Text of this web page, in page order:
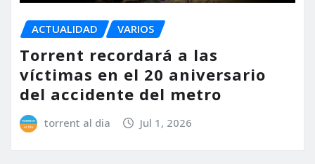
ACTUALIDAD VARIOS
Torrent recordará a las
víctimas en el 20 aniversario
del accidente del metro
torrent al dia Jul 1, 2026